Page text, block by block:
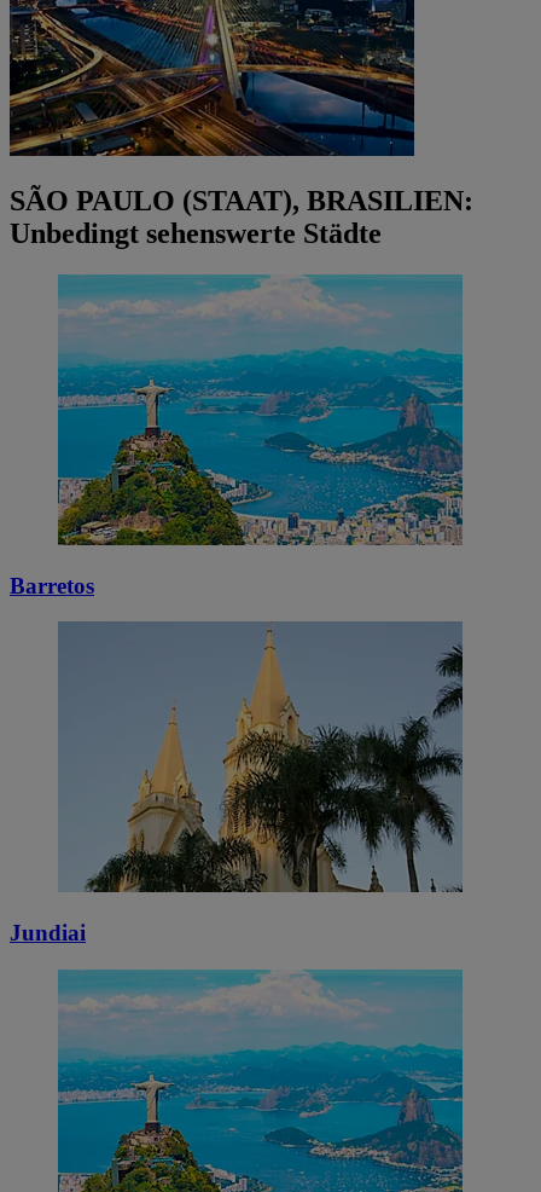
SÃO PAULO (STAAT), BRASILIEN:
Unbedingt sehenswerte Städte
Barretos
Jundiai